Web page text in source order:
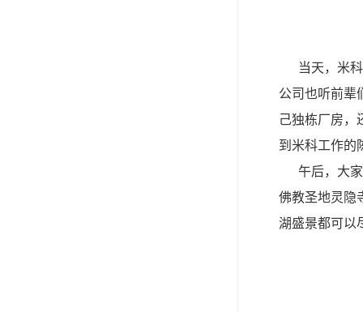
当天，米科
公司也听前辈
己独栋厂房，
到米科工作的
午后，大家
佛教圣地灵隐
湖盛景都可以